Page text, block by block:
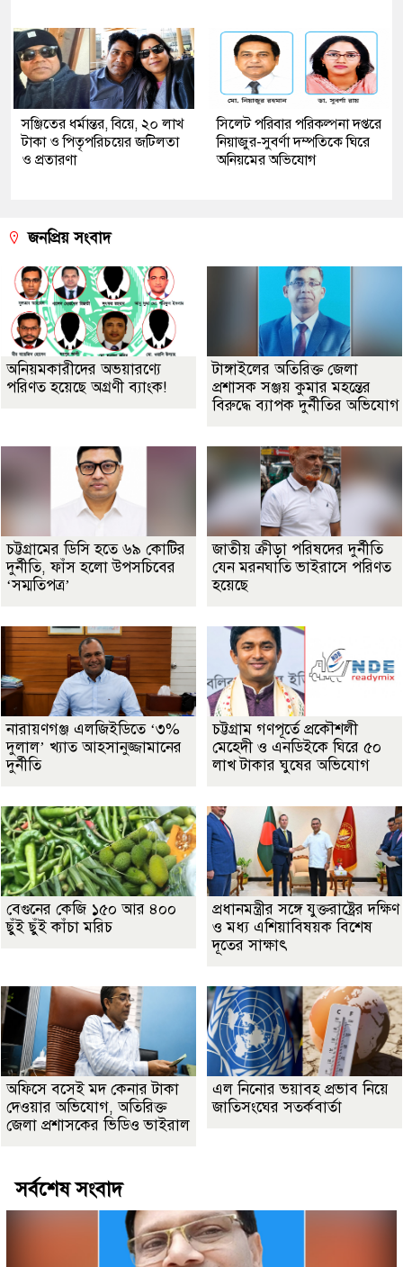
সঞ্জিতের ধর্মান্তর, বিয়ে, ২০ লাখ
টাকা ও পিতৃপরিচয়ের জটিলতা
ও প্রতারণা
সিলেট পরিবার পরিকল্পনা দপ্তরে
নিয়াজুর-সুবর্ণা দম্পতিকে ঘিরে
অনিয়মের অভিযোগ
জনপ্রিয় সংবাদ
অনিয়মকারীদের অভয়ারণ্যে
পরিণত হয়েছে অগ্রণী ব্যাংক!
টাঙ্গাইলের অতিরিক্ত জেলা
প্রশাসক সঞ্জয় কুমার মহন্তের
বিরুদ্ধে ব্যাপক দুর্নীতির অভিযোগ
চট্টগ্রামের ডিসি হতে ৬৯ কোটির
দুর্নীতি, ফাঁস হলো উপসচিবের
‘সম্মতিপত্র’
জাতীয় ক্রীড়া পরিষদের দুর্নীতি
যেন মরনঘাতি ভাইরাসে পরিণত
হয়েছে
নারায়ণগঞ্জ এলজিইডিতে ‘৩%
দুলাল’ খ্যাত আহসানুজ্জামানের
দুর্নীতি
চট্টগ্রাম গণপূর্তে প্রকৌশলী
মেহেদী ও এনডিইকে ঘিরে ৫০
লাখ টাকার ঘুষের অভিযোগ
বেগুনের কেজি ১৫০ আর ৪০০
ছুঁই ছুঁই কাঁচা মরিচ
প্রধানমন্ত্রীর সঙ্গে যুক্তরাষ্ট্রের দক্ষিণ
ও মধ্য এশিয়াবিষয়ক বিশেষ
দূতের সাক্ষাৎ
অফিসে বসেই মদ কেনার টাকা
দেওয়ার অভিযোগ, অতিরিক্ত
জেলা প্রশাসকের ভিডিও ভাইরাল
এল নিনোর ভয়াবহ প্রভাব নিয়ে
জাতিসংঘের সতর্কবার্তা
সর্বশেষ সংবাদ